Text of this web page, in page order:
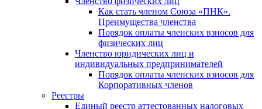
Как стать членом Союза «ПНК».
Преимущества членства
Порядок оплаты членских взносов для
физических лиц
Членство юридических лиц и
индивидуальных предпринимателей
Порядок оплаты членских взносов для
Корпоративных членов
Реестры
Единый реестр аттестованных налоговых